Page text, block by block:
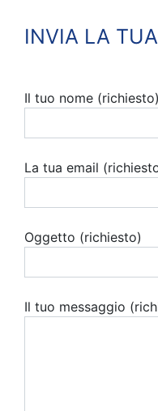
INVIA LA
Il tuo nome (richiesto)
La tua email
Oggetto (richiesto)
Il tuo messaggio